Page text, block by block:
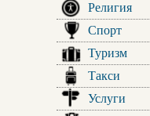
Религия
Спорт
Туризм
Такси
Услуги